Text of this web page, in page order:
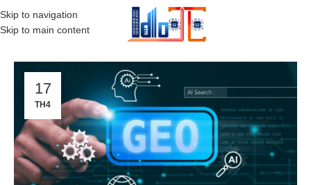
Skip to navigation
Skip to main content
MENU
17
TH4